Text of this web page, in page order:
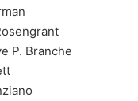
Branche